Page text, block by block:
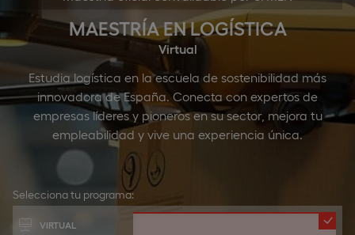
MAESTRÍA EN LOGÍSTICA
Virtual
Estudia logística en la escuela de sostenibilidad más
innovadora de España. Conecta con expertos de
empresas líderes y pioneros en su sector, mejora tu
empleabilidad y vive una experiencia única.
Selecciona tu programa:
VIRTUAL